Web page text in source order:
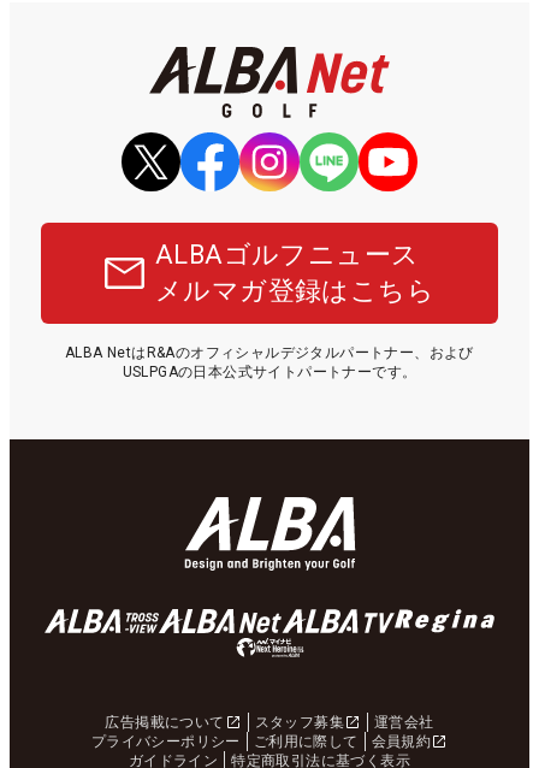
ALBAゴルフニュース
メルマガ登録はこちら
ALBA NetはR&Aのオフィシャルデジタルパートナー、および
USLPGAの日本公式サイトパートナーです。
広告掲載について スタッフ募集
運営会社
プライバシーポリシー
ご利用に際して
会員規約
ガイドライン
特定商取引法に基づく表示